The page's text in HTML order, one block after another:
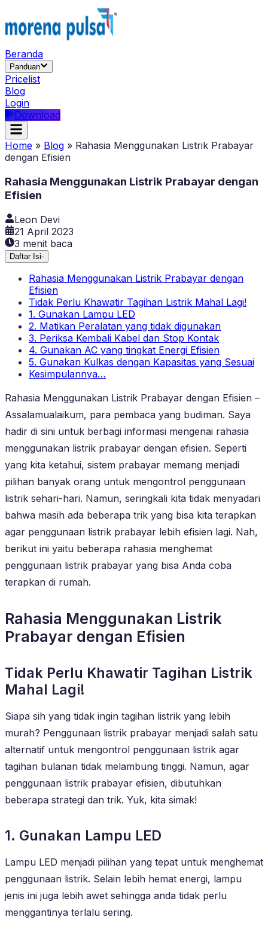
Beranda
Panduan
Pricelist
Blog
Login
Download
Home » Blog » Rahasia Menggunakan Listrik Prabayar
dengan Efisien
Rahasia Menggunakan Listrik Prabayar dengan
Efisien
Leon Devi
21 April 2023
3 menit baca
Daftar Isi-
Rahasia Menggunakan Listrik Prabayar dengan
Efisien
Tidak Perlu Khawatir Tagihan Listrik Mahal Lagi!
1. Gunakan Lampu LED
2. Matikan Peralatan yang tidak digunakan
3. Periksa Kembali Kabel dan Stop Kontak
4. Gunakan AC yang tingkat Energi Efisien
5. Gunakan Kulkas dengan Kapasitas yang Sesuai
Kesimpulannya…
Rahasia Menggunakan Listrik Prabayar dengan Efisien –
Assalamualaikum, para pembaca yang budiman. Saya
hadir di sini untuk berbagi informasi mengenai rahasia
menggunakan listrik prabayar dengan efisien. Seperti
yang kita ketahui, sistem prabayar memang menjadi
pilihan banyak orang untuk mengontrol penggunaan
listrik sehari-hari. Namun, seringkali kita tidak menyadari
bahwa masih ada beberapa trik yang bisa kita terapkan
agar penggunaan listrik prabayar lebih efisien lagi. Nah,
berikut ini yaitu beberapa rahasia menghemat
penggunaan listrik prabayar yang bisa Anda coba
terapkan di rumah.
Rahasia Menggunakan Listrik
Prabayar dengan Efisien
Tidak Perlu Khawatir Tagihan Listrik
Mahal Lagi!
Siapa sih yang tidak ingin tagihan listrik yang lebih
murah? Penggunaan listrik prabayar menjadi salah satu
alternatif untuk mengontrol penggunaan listrik agar
tagihan bulanan tidak melambung tinggi. Namun, agar
penggunaan listrik prabayar efisien, dibutuhkan
beberapa strategi dan trik. Yuk, kita simak!
1. Gunakan Lampu LED
Lampu LED menjadi pilihan yang tepat untuk menghemat
penggunaan listrik. Selain lebih hemat energi, lampu
jenis ini juga lebih awet sehingga anda tidak perlu
menggantinya terlalu sering.